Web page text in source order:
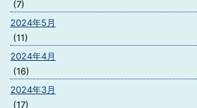
(7)
2024年5月
(11)
2024年4月
(16)
2024年3月
(17)